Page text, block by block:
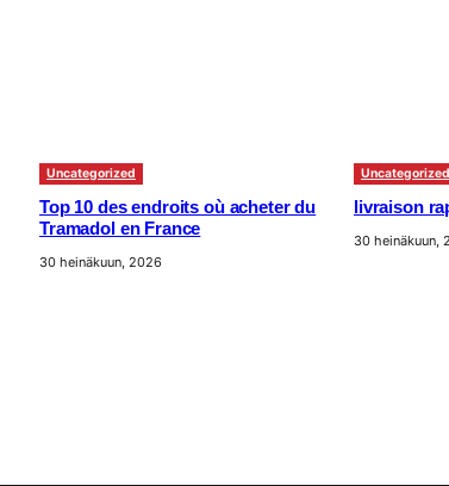
Uncategorized
Top 10 des endroits où acheter du
Tramadol en France
30 heinäkuun, 2026
Uncategorized
livraison
30 heinäkuun,